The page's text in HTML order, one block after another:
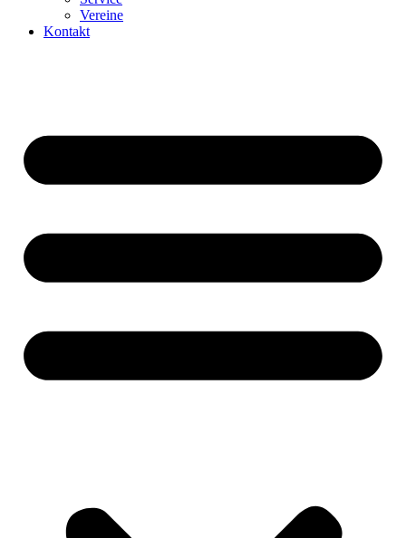
Vereine
Kontakt